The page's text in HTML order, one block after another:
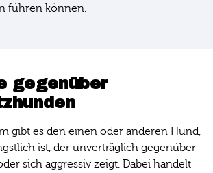
führen können.
gegenüber
gibt es den einen oder anderen Hund,
ist, der unverträglich gegenüber
sich aggressiv zeigt. Dabei handelt